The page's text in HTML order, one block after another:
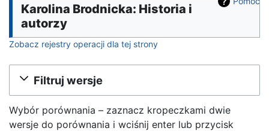
Karolina Brodnicka: Historia i
autorzy
Zobacz rejestry operacji dla tej strony
Filtruj wersje
Wybór porównania – zaznacz kropeczkami dwie
wersje do porównania i wciśnij enter lub przycisk